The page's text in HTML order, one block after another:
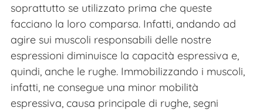
soprattutto se utilizzato prima che queste
facciano la loro comparsa. Infatti, andando ad
agire sui muscoli responsabili delle nostre
espressioni diminuisce la capacità espressiva e,
quindi, anche le rughe. Immobilizzando i muscoli,
infatti, ne consegue una minor mobilità
espressiva, causa principale di rughe, segni